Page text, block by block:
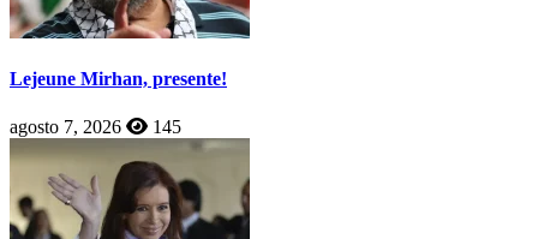
Lejeune Mirhan, presente!
agosto 7, 2026 145